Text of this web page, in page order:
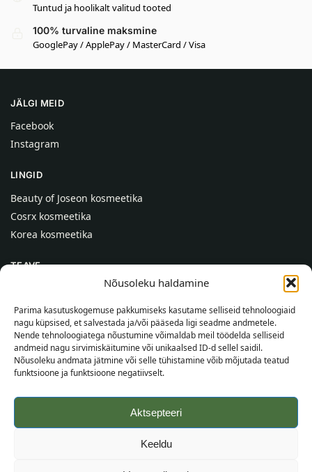
Nõusoleku haldamine
Parima kasutuskogemuse pakkumiseks kasutame selliseid tehnoloogiaid
nagu küpsised, et salvestada ja/või pääseda ligi seadme andmetele.
Nende tehnoloogiatega nõustumine võimaldab meil töödelda selliseid
andmeid nagu sirvimiskäitumine või unikaalsed ID-d sellel saidil.
Nõusoleku andmata jätmine või selle tühistamine võib mõjutada teatud
funktsioone ja funktsioone negatiivselt.
Aktsepteeri
Keeldu
Tuntud ja hoolikalt valitud tooted
100% turvaline maksmine
GooglePay / ApplePay / MasterCard / Visa
JÄLGI MEID
Facebook
Instagram
LINGID
Beauty of Joseon kosmeetika
Cosrx kosmeetika
Korea kosmeetika
TEAVE
Kontaktid
Abi
TEAVE OSTJALE
Tarnetingimused
Tingimused
Veebikaart